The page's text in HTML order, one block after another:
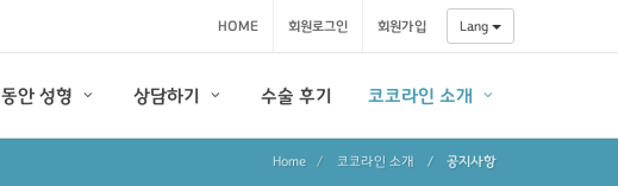
HOME 회원로그인 회원가입 Lang
동안 성형 상담하기 수술 후기 코코라인 소개
Home 코코라인 소개 / 공지사항